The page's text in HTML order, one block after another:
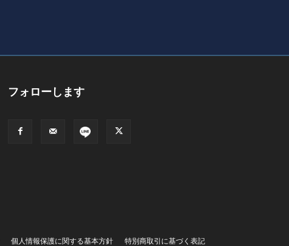
フォローします
個人情報保護に関する基本方針 特別商取引に基づく表記